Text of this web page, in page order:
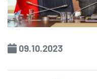
09.10.2023